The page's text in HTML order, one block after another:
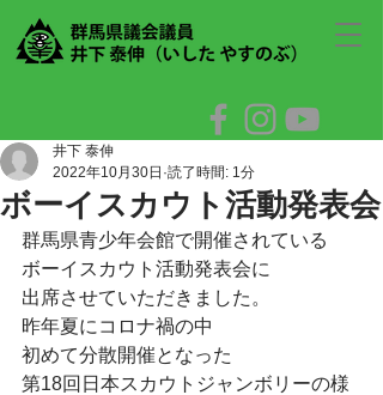
ボーイスカウト活動発表会
井下 泰伸
2022年10月30日 読了時間: 1分
群馬県青少年会館で開催されている
ボーイスカウト活動発表会に
出席させていただきました。
昨年夏にコロナ禍の中
初めて分散開催となった
第18回日本スカウトジャンボリーの様